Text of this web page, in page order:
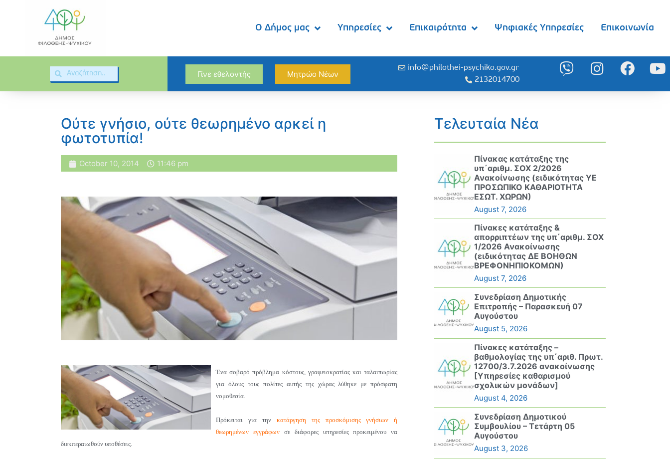
Ο Δήμος μας Υπηρεσίες Επικαιρότητα Ψηφιακές Υπηρεσίες Επικοινωνία
Γίνε εθελοντής Μητρώο Νέων
info@philothei-psychiko.gov.gr
2132014700
Ούτε γνήσιο, ούτε θεωρημένο αρκεί η
φωτοτυπία!
October 10, 2014 11:46 pm
Ένα σοβαρό πρόβλημα κόστους, γραφειοκρατίας και ταλαιπωρίας
για όλους τους πολίτες αυτής της χώρας λύθηκε με πρόσφατη
νομοθεσία.
Πρόκειται για την κατάργηση της προσκόμισης γνήσιων ή
θεωρημένων εγγράφωνσε διάφορες υπηρεσίες προκειμένου να
διεκπεραιωθούν υποθέσεις.
Τελευταία Νέα
Πίνακας κατάταξης της
υπ΄αριθμ. ΣΟΧ 2/2026
Ανακοίνωσης (ειδικότητας ΥΕ
ΠΡΟΣΩΠΙΚΟ ΚΑΘΑΡΙΟΤΗΤΑ
ΕΣΩΤ. ΧΩΡΩΝ)
August 7, 2026
Πίνακες κατάταξης &
απορριπτέων της υπ΄αριθμ. ΣΟΧ
1/2026 Ανακοίνωσης
(ειδικότητας ΔΕ ΒΟΗΘΩΝ
ΒΡΕΦΟΝΗΠΙΟΚΟΜΩΝ)
August 7, 2026
Συνεδρίαση Δημοτικής
Επιτροπής – Παρασκευή 07
Αυγούστου
August 5, 2026
Πίνακες κατάταξης –
βαθμολογίας της υπ΄αριθ. Πρωτ.
12700/3.7.2026 ανακοίνωσης
[Υπηρεσίες καθαρισμού
σχολικών μονάδων]
August 4, 2026
Συνεδρίαση Δημοτικού
Συμβουλίου – Τετάρτη 05
Αυγούστου
August 3, 2026